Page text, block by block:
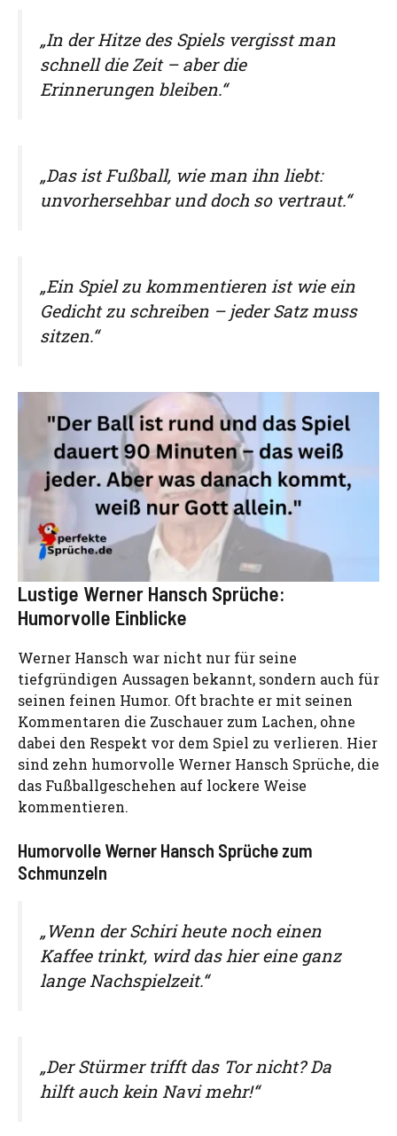
„In der Hitze des Spiels vergisst man
schnell die Zeit – aber die
Erinnerungen bleiben.“
„Das ist Fußball, wie man ihn liebt:
unvorhersehbar und doch so vertraut.“
„Ein Spiel zu kommentieren ist wie ein
Gedicht zu schreiben – jeder Satz muss
sitzen.“
Lustige Werner Hansch Sprüche:
Humorvolle Einblicke
Werner Hansch war nicht nur für seine
tiefgründigen Aussagen bekannt, sondern auch für
seinen feinen Humor. Oft brachte er mit seinen
Kommentaren die Zuschauer zum Lachen, ohne
dabei den Respekt vor dem Spiel zu verlieren. Hier
sind zehn humorvolle Werner Hansch Sprüche, die
das Fußballgeschehen auf lockere Weise
kommentieren.
Humorvolle Werner Hansch Sprüche zum
Schmunzeln
„Wenn der Schiri heute noch einen
Kaffee trinkt, wird das hier eine ganz
lange Nachspielzeit.“
„Der Stürmer trifft das Tor nicht? Da
hilft auch kein Navi mehr!“